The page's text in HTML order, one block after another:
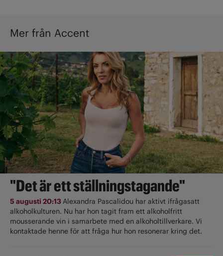
Mer från Accent
"Det är ett ställningstagande"
5 augusti 20:13Alexandra Pascalidou har aktivt ifrågasatt
alkoholkulturen. Nu har hon tagit fram ett alkoholfritt
mousserande vin i samarbete med en alkoholtillverkare. Vi
kontaktade henne för att fråga hur hon resonerar kring det.